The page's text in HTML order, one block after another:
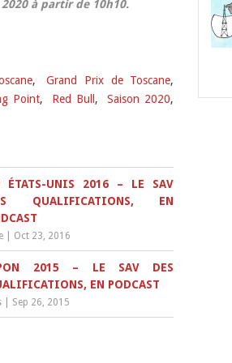
à partir de 10h10.
, Grand Prix de Toscane,
Point, Red Bull , Saison 2020,
ÉTATS-UNIS 2016 – LE SAV
QUALIFICATIONS, EN
Oct 23, 2016
2015 – LE SAV DES
EN PODCAST
Sep 26, 2015